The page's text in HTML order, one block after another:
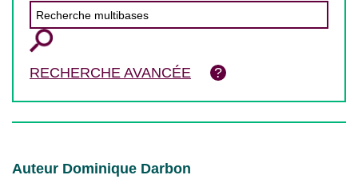
RECHERCHE AVANCÉE
Auteur Dominique Darbon